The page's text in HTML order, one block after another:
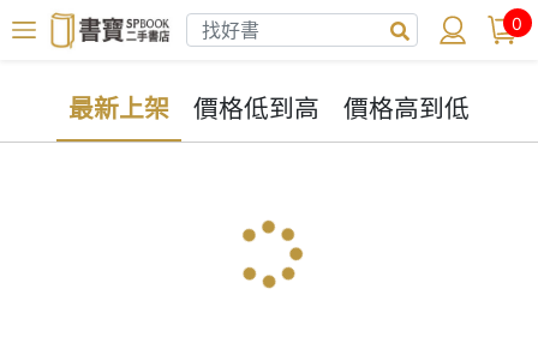
0
最新上架 價格低到高 價格高到低